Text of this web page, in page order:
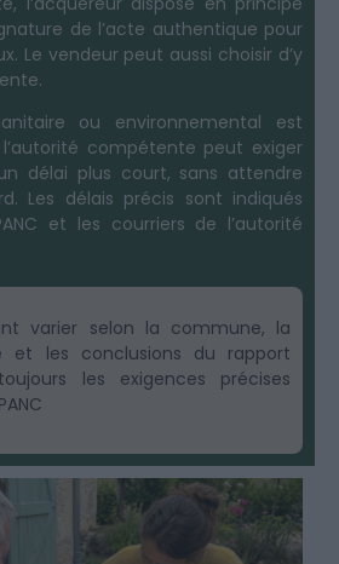
de l’acte authentique pour
Le vendeur peut aussi choisir d’y
ou environnemental est
compétente peut exiger
délai plus court, sans attendre
Les délais précis sont indiqués
et les courriers de l’autorité
varier selon la commune, la
et les conclusions du rapport
les exigences précises